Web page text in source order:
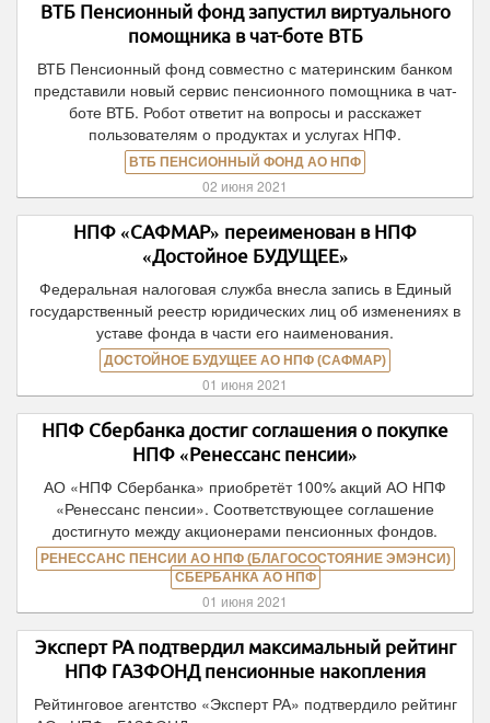
ВТБ Пенсионный фонд запустил виртуального
помощника в чат-боте ВТБ
ВТБ Пенсионный фонд совместно с материнским банком
представили новый сервис пенсионного помощника в чат-
боте ВТБ. Робот ответит на вопросы и расскажет
пользователям о продуктах и услугах НПФ.
ВТБ ПЕНСИОННЫЙ ФОНД АО НПФ
02 июня 2021
НПФ «САФМАР» переименован в НПФ
«Достойное БУДУЩЕЕ»
Федеральная налоговая служба внесла запись в Единый
государственный реестр юридических лиц об изменениях в
уставе фонда в части его наименования.
ДОСТОЙНОЕ БУДУЩЕЕ АО НПФ (САФМАР)
01 июня 2021
НПФ Сбербанка достиг соглашения о покупке
НПФ «Ренессанс пенсии»
АО «НПФ Сбербанка» приобретёт 100% акций АО НПФ
«Ренессанс пенсии». Соответствующее соглашение
достигнуто между акционерами пенсионных фондов.
РЕНЕССАНС ПЕНСИИ АО НПФ (БЛАГОСОСТОЯНИЕ ЭМЭНСИ)
СБЕРБАНКА АО НПФ
01 июня 2021
Эксперт РА подтвердил максимальный рейтинг
НПФ ГАЗФОНД пенсионные накопления
Рейтинговое агентство «Эксперт РА» подтвердило рейтинг